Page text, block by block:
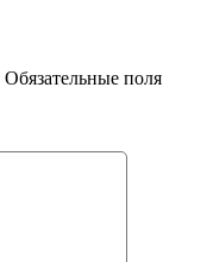
Обязательные поля